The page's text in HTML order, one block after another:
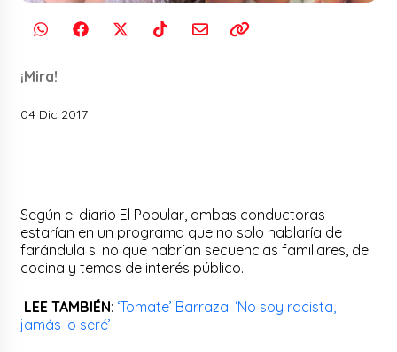
¡Mira!
04 Dic 2017
Según el diario El Popular, ambas conductoras
estarían en un programa que no solo hablaría de
farándula si no que habrían secuencias familiares, de
cocina y temas de interés público.
LEE TAMBIÉN: ‘Tomate’ Barraza: ‘No soy racista,
jamás lo seré’